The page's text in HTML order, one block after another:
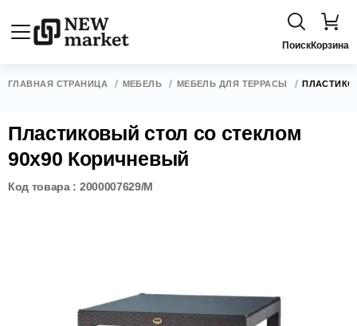
ПоискКорзина
ГЛАВНАЯ СТРАНИЦА МЕБЕЛЬ МЕБЕЛЬ ДЛЯ ТЕРРАСЫ
Пластиковый стол со стеклом
90х90 Коричневый
Код товара : 2000007629/M